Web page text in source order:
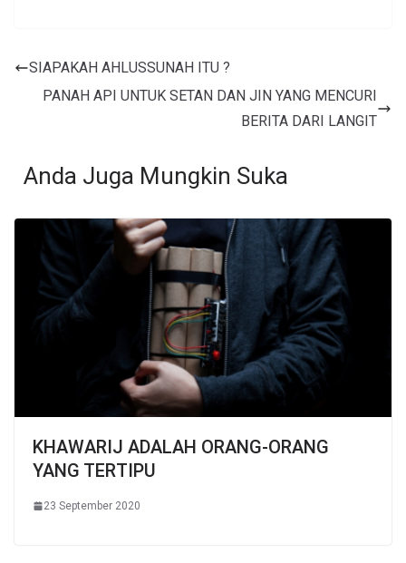
SIAPAKAH AHLUSSUNAH ITU ?
PANAH API UNTUK SETAN DAN JIN YANG MENCURI
BERITA DARI LANGIT
Anda Juga Mungkin Suka
KHAWARIJ ADALAH ORANG-ORANG
YANG TERTIPU
23 September 2020